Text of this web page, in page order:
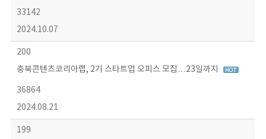
33142
2024.10.07
200
충북콘텐츠코리아랩, 2기 스타트업 오피스 모집…23일까지
36864
2024.08.21
199